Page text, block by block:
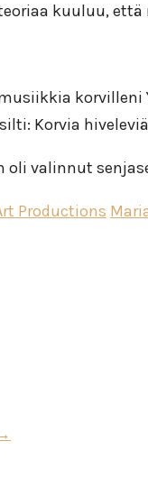
kuuluu,
Korvia
valinnut
Productions